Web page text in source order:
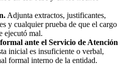
Adjunta extractos, justificantes,
y cualquier prueba de que el cargo
ejecutó mal.
ante el Servicio de Atención
inicial es insuficiente o verbal,
formal interno de la entidad.